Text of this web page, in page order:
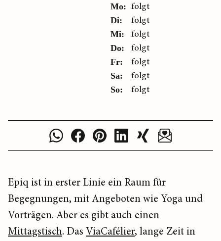
Mo: folgt
Di: folgt
Mi: folgt
Do: folgt
Fr: folgt
Sa: folgt
So: folgt
Epiq ist in erster Linie ein Raum für
Begegnungen, mit Angeboten wie Yoga und
Vorträgen. Aber es gibt auch einen
Mittagstisch. Das ViaCafélier, lange Zeit in